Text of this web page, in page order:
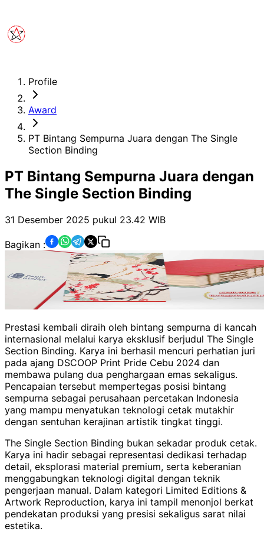
Profile
Award
PT Bintang Sempurna Juara dengan The Single
Section Binding
PT Bintang Sempurna Juara dengan
The Single Section Binding
31 Desember 2025 pukul 23.42 WIB
Bagikan :
Prestasi kembali diraih oleh bintang sempurna di kancah
internasional melalui karya eksklusif berjudul The Single
Section Binding. Karya ini berhasil mencuri perhatian juri
pada ajang DSCOOP Print Pride Cebu 2024 dan
membawa pulang dua penghargaan emas sekaligus.
Pencapaian tersebut mempertegas posisi bintang
sempurna sebagai perusahaan percetakan Indonesia
yang mampu menyatukan teknologi cetak mutakhir
dengan sentuhan kerajinan artistik tingkat tinggi.
The Single Section Binding bukan sekadar produk cetak.
Karya ini hadir sebagai representasi dedikasi terhadap
detail, eksplorasi material premium, serta keberanian
menggabungkan teknologi digital dengan teknik
pengerjaan manual. Dalam kategori Limited Editions &
Artwork Reproduction, karya ini tampil menonjol berkat
pendekatan produksi yang presisi sekaligus sarat nilai
estetika.